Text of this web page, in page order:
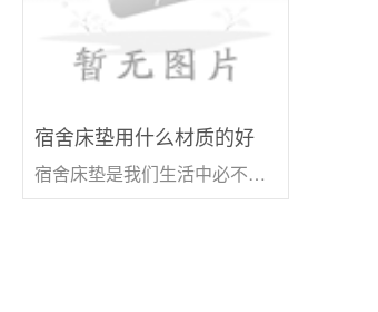
宿舍床垫用什么材质的好
宿舍床垫是我们生活中必不可少的用品，因为一个舒适的床垫能够保障我们的睡眠质量，从而增强我们的身体健康。但是在购买床垫时，我们往往会被各种材质、厚度、硬度等参数所困